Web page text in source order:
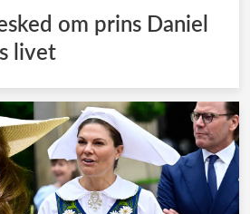
om prins Daniel
livet